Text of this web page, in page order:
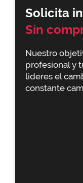
Solicita
Sin
Nuestro
profesional y
lideres el
constante